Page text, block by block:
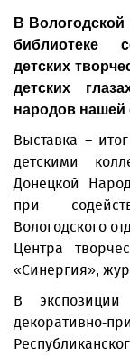
В Вологодской
библиотеке
детских
детских
народов нашей
Выставка –
детскими
Донецкой
при
Вологодского
Центра
«Синергия»,
В экспозиции
декоративно-